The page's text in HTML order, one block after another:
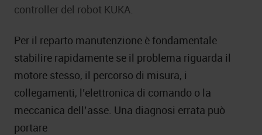
controller del robot KUKA.
Per il reparto manutenzione è fondamentale
stabilire rapidamente se il problema riguarda il
motore stesso, il percorso di misura, i
collegamenti, l’elettronica di comando o la
meccanica dell’asse. Una diagnosi errata può
portare